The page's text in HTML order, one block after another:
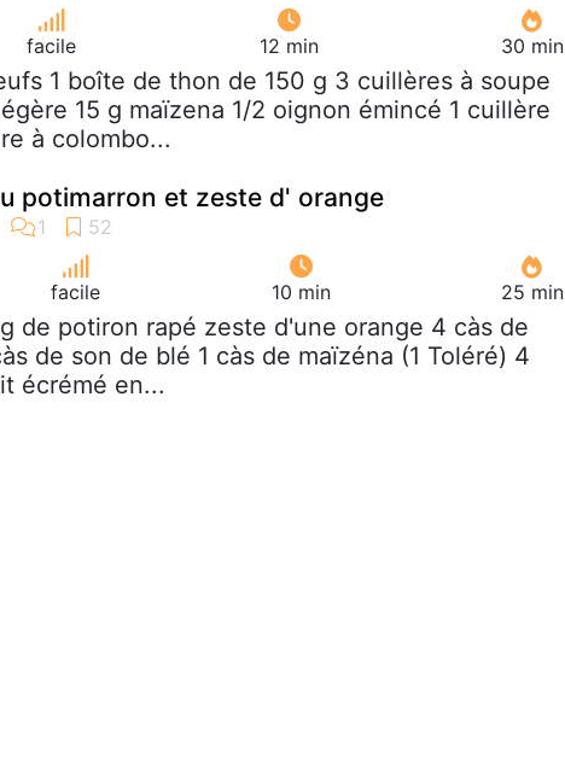
facile 12 min 30 min
1 boîte de thon de 150 g 3 cuillères à soupe
15 g maïzena 1/2 oignon émincé 1 cuillère
à colombo...
potimarron et zeste d' orange
facile 10 min 25 min
de potiron rapé zeste d'une orange 4 càs de
de son de blé 1 càs de maïzéna (1 Toléré) 4
écrémé en...